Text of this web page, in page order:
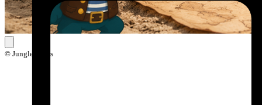
© Jungle Skills